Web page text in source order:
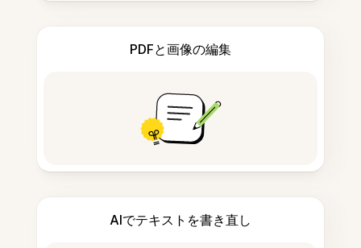
PDFと画像の編集
AIでテキストを書き直し